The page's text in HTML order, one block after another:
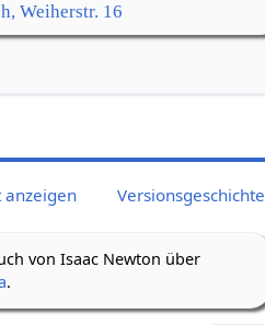
Weiherstr. 16
anzeigen Versionsgeschichte
von Isaac Newton über
.